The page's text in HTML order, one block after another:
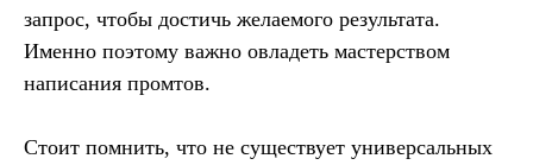
запрос, чтобы достичь желаемого результата.
Именно поэтому важно овладеть мастерством
написания промтов.
Стоит помнить, что не существует универсальных